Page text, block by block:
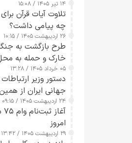
۱۴ تیر ۱۴۰۵ / ۱۵:۰۸
تلاوت آیات قرآن
چه پیامی داشت؟
۲۶ اردیبهشت ۱۴۰۵ / ۱۰:۱۵
طرح‌ بازگشت به
خارک و حمله به
۰۵ خرداد ۱۴۰۵ / ۱۳:۲۸
دستور وزیر
جهانی ایران از
تا ۲۴ ساعت آینده
۲۴ اردیبهشت ۱۴۰۵ / ۰۹:۱۵
امروز
۲۹ اردیبهشت ۱۴۰۵ / ۱۳:۴۲